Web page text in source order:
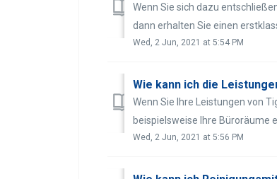
Wenn Sie sich dazu
dann erhalten Sie einen
Wed, 2 Jun, 2021 at 5:54 PM
Wie kann ich die
Wenn Sie Ihre Leistungen von
beispielsweise Ihre Büroräume
Wed, 2 Jun, 2021 at 5:56 PM